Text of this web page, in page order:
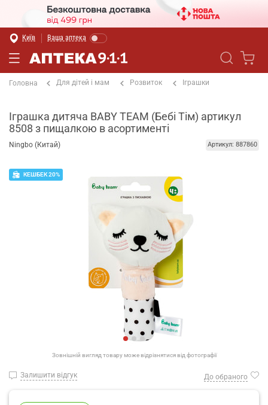
Київ Ваша аптека
Головна Для дітей і мам Розвиток Іграшки
Іграшка дитяча BABY TEAM (Бебі Тім) артикул
8508 з пищалкою в асортименті
Ningbo (Китай) Артикул: 887860
КЕШБЕК 20%
Зовнішній вигляд товару може відрізнятися від фотографії
Залишити відгук До обраного